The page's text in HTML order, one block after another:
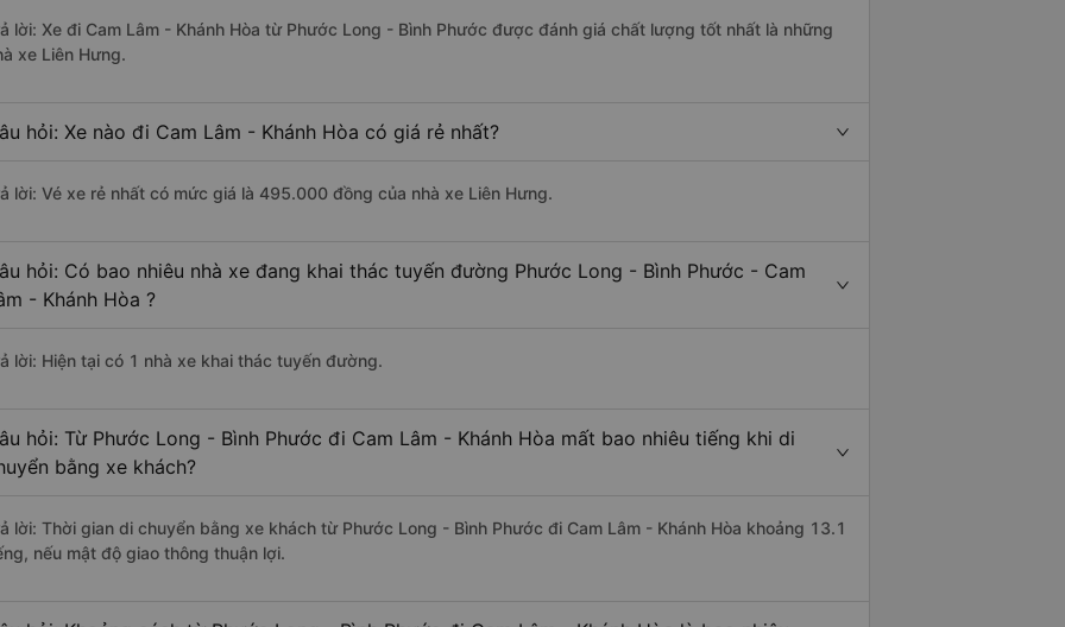
lời: Xe đi Cam Lâm - Khánh Hòa từ Phước Long - Bình Phước được đánh giá chất lượng tốt nhất là những
xe Liên Hưng.
hỏi: Xe nào đi Cam Lâm - Khánh Hòa có giá rẻ nhất?
lời: Vé xe rẻ nhất có mức giá là 495.000 đồng của nhà xe Liên Hưng.
hỏi: Có bao nhiêu nhà xe đang khai thác tuyến đường Phước Long - Bình Phước - Cam
- Khánh Hòa ?
lời: Hiện tại có 1 nhà xe khai thác tuyến đường.
hỏi: Từ Phước Long - Bình Phước đi Cam Lâm - Khánh Hòa mất bao nhiêu tiếng khi di
bằng xe khách?
lời: Thời gian di chuyển bằng xe khách từ Phước Long - Bình Phước đi Cam Lâm - Khánh Hòa khoảng 13.1
nếu mật độ giao thông thuận lợi.